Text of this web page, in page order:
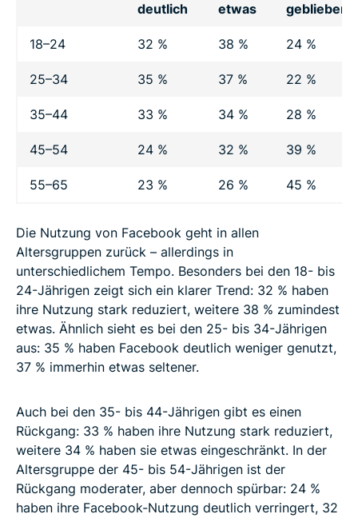
deutlich
etwas
geblieben
18–24 32 % 38 % 24 %
25–34 35 % 37 % 22 %
35–44 33 % 34 % 28 %
45–54 24 % 32 % 39 %
55–65 23 % 26 % 45 %
Die Nutzung von Facebook geht in allen
Altersgruppen zurück – allerdings in
unterschiedlichem Tempo. Besonders bei den 18- bis
24-Jährigen zeigt sich ein klarer Trend: 32 % haben
ihre Nutzung stark reduziert, weitere 38 % zumindest
etwas. Ähnlich sieht es bei den 25- bis 34-Jährigen
aus: 35 % haben Facebook deutlich weniger genutzt,
37 % immerhin etwas seltener.
Auch bei den 35- bis 44-Jährigen gibt es einen
Rückgang: 33 % haben ihre Nutzung stark reduziert,
weitere 34 % haben sie etwas eingeschränkt. In der
Altersgruppe der 45- bis 54-Jährigen ist der
Rückgang moderater, aber dennoch spürbar: 24 %
haben ihre Facebook-Nutzung deutlich verringert, 32